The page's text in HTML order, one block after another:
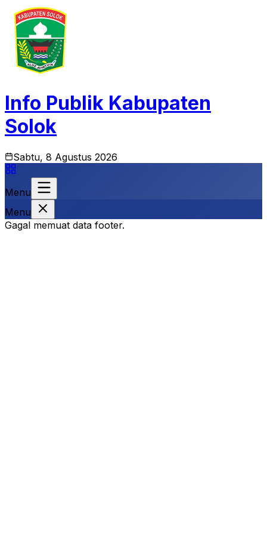
Info Publik Kabupaten
Solok
Sabtu, 8 Agustus 2026
Menu
Menu
Gagal memuat data footer.